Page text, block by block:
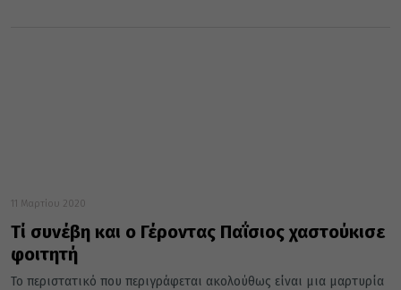
11 Μαρτίου 2020
Τί συνέβη και ο Γέροντας Παΐσιος χαστούκισε
φοιτητή
Το περιστατικό που περιγράφεται ακολούθως είναι μια μαρτυρία